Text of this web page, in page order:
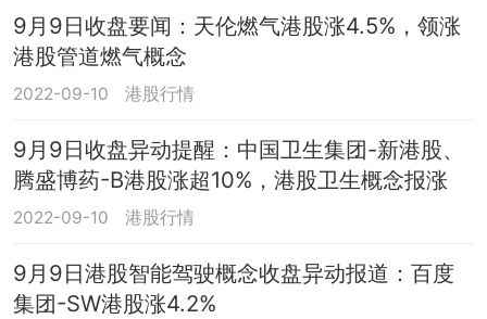
9月9日收盘要闻：天伦燃气港股涨4.5%，领涨
港股管道燃气概念
2022-09-10 港股行情
9月9日收盘异动提醒：中国卫生集团-新港股、
腾盛博药-B港股涨超10%，港股卫生概念报涨
2022-09-10 港股行情
9月9日港股智能驾驶概念收盘异动报道：百度
集团-SW港股涨4.2%